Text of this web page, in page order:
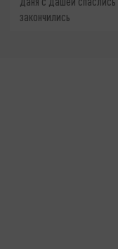
закончились